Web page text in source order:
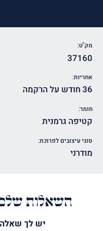
מק"ט:
37160
אחריות:
36 חודש על הרקמה
חומר:
קטיפה גרמנית
סוגי עיצובים לפרוכת:
מודרני
השאלות
יש לך